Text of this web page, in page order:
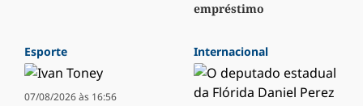
empréstimo
Esporte
07/08/2026 às 16:56
Internacional